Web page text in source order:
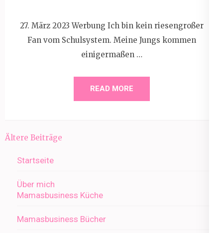
27. März 2023 Werbung Ich bin kein riesengroßer
Fan vom Schulsystem. Meine Jungs kommen
einigermaßen …
READ MORE
Beitragsnavigation
Ältere Beiträge
Startseite
Über mich
Mamasbusiness Küche
Mamasbusiness Bücher